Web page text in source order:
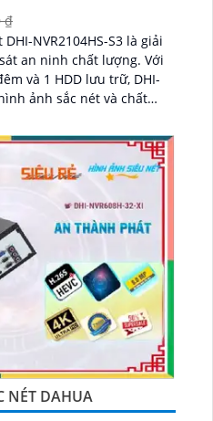
₫
NVR2104HS-S3 là giải
an ninh chất lượng. Với
và 1 HDD lưu trữ, DHI-
ảnh sắc nét và chất
NÉT DAHUA